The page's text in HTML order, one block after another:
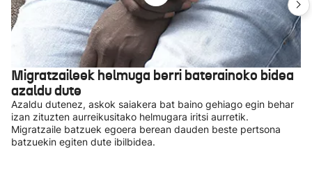
Migratzaileek helmuga berri baterainoko bidea
azaldu dute
Azaldu dutenez, askok saiakera bat baino gehiago egin behar
izan zituzten aurreikusitako helmugara iritsi aurretik.
Migratzaile batzuek egoera berean dauden beste pertsona
batzuekin egiten dute ibilbidea.